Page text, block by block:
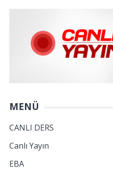
MENÜ
CANLI DERS
Canlı Yayın
EBA